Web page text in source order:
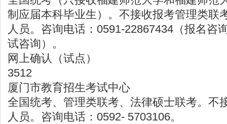
制应届本科毕业生）。不接收报考管理类联
人员。咨询电话：0591-22867434（报名咨
试咨询）。
网上确认（试点）
3512
厦门市教育招生考试中心
全国统考、管理类联考、法律硕士联考。不
人员。咨询电话：0592- 5703106。